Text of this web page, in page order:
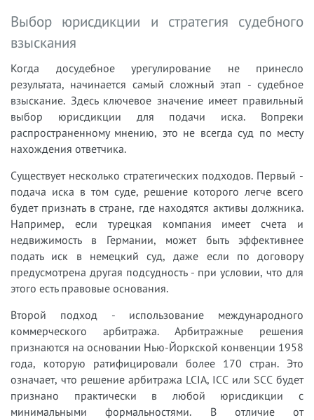
Выбор юрисдикции и стратегия судебного
взыскания
Когда досудебное урегулирование не принесло
результата, начинается самый сложный этап - судебное
взыскание. Здесь ключевое значение имеет правильный
выбор юрисдикции для подачи иска. Вопреки
распространенному мнению, это не всегда суд по месту
нахождения ответчика.
Существует несколько стратегических подходов. Первый -
подача иска в том суде, решение которого легче всего
будет признать в стране, где находятся активы должника.
Например, если турецкая компания имеет счета и
недвижимость в Германии, может быть эффективнее
подать иск в немецкий суд, даже если по договору
предусмотрена другая подсудность - при условии, что для
этого есть правовые основания.
Второй подход - использование международного
коммерческого арбитража. Арбитражные решения
признаются на основании Нью-Йоркской конвенции 1958
года, которую ратифицировали более 170 стран. Это
означает, что решение арбитража LCIA, ICC или SCC будет
признано практически в любой юрисдикции с
минимальными формальностями. В отличие от